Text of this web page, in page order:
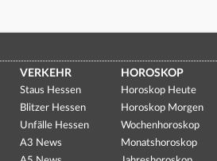
VERKEHR
Staus Hessen
Blitzer Hessen
Unfälle Hessen
A3 News
HOROSKOP
Horoskop Heute
Horoskop Morgen
Wochenhoroskop
Monatshoroskop